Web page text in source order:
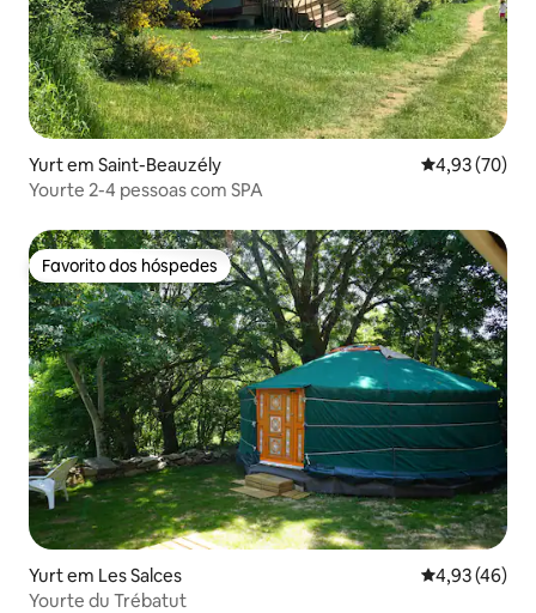
Yurt em Saint-Beauzély Classificação
4,93 (70)
Yourte 2-4 pessoas com SPA
Favorito dos hóspedes
Favorito dos hóspedes
Yurt em Les Salces Classificação
4,93 (46)
Yourte du Trébatut